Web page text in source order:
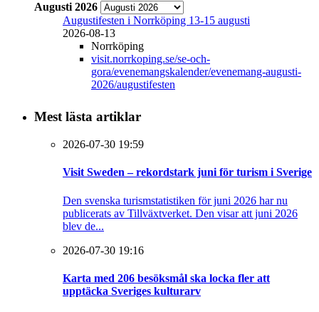
Augusti 2026
Augustifesten i Norrköping 13-15 augusti
2026-08-13
Norrköping
visit.norrkoping.se/se-och-
gora/evenemangskalender/evenemang-augusti-
2026/augustifesten
Mest lästa artiklar
2026-07-30 19:59
Visit Sweden – rekordstark juni för turism i Sverige
Den svenska turismstatistiken för juni 2026 har nu
publicerats av Tillväxtverket. Den visar att juni 2026
blev de...
2026-07-30 19:16
Karta med 206 besöksmål ska locka fler att
upptäcka Sveriges kulturarv